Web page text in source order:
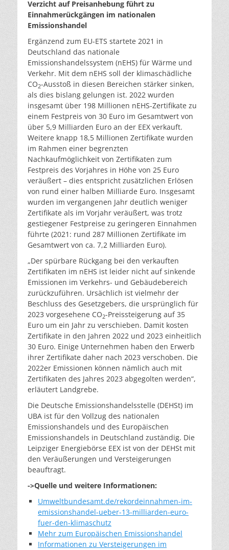
Verzicht auf Preisanhebung führt zu
Einnahmerückgängen im nationalen
Emissionshandel
Ergänzend zum EU-ETS startete 2021 in
Deutschland das nationale
Emissionshandelssystem (nEHS) für Wärme und
Verkehr. Mit dem nEHS soll der klimaschädliche
CO2-Ausstoß in diesen Bereichen stärker sinken,
als dies bislang gelungen ist. 2022 wurden
insgesamt über 198 Millionen nEHS-Zertifikate zu
einem Festpreis von 30 Euro im Gesamtwert von
über 5,9 Milliarden Euro an der EEX verkauft.
Weitere knapp 18,5 Millionen Zertifikate wurden
im Rahmen einer begrenzten
Nachkaufmöglichkeit von Zertifikaten zum
Festpreis des Vorjahres in Höhe von 25 Euro
veräußert – dies entspricht zusätzlichen Erlösen
von rund einer halben Milliarde Euro. Insgesamt
wurden im vergangenen Jahr deutlich weniger
Zertifikate als im Vorjahr veräußert, was trotz
gestiegener Festpreise zu geringeren Einnahmen
führte (2021: rund 287 Millionen Zertifikate im
Gesamtwert von ca. 7,2 Milliarden Euro).
„Der spürbare Rückgang bei den verkauften
Zertifikaten im nEHS ist leider nicht auf sinkende
Emissionen im Verkehrs- und Gebäudebereich
zurückzuführen. Ursächlich ist vielmehr der
Beschluss des Gesetzgebers, die ursprünglich für
2023 vorgesehene CO2-Preissteigerung auf 35
Euro um ein Jahr zu verschieben. Damit kosten
Zertifikate in den Jahren 2022 und 2023 einheitlich
30 Euro. Einige Unternehmen haben den Erwerb
ihrer Zertifikate daher nach 2023 verschoben. Die
2022er Emissionen können nämlich auch mit
Zertifikaten des Jahres 2023 abgegolten werden“,
erläutert Landgrebe.
Die Deutsche Emissionshandelsstelle (DEHSt) im
UBA ist für den Vollzug des nationalen
Emissionshandels und des Europäischen
Emissionshandels in Deutschland zuständig. Die
Leipziger Energiebörse EEX ist von der DEHSt mit
den Veräußerungen und Versteigerungen
beauftragt.
->Quelle und weitere Informationen:
Umweltbundesamt.de/rekordeinnahmen-im-
emissionshandel-ueber-13-milliarden-euro-
fuer-den-klimaschutz
Mehr zum Europäischen Emissionshandel
Informationen zu Versteigerungen im